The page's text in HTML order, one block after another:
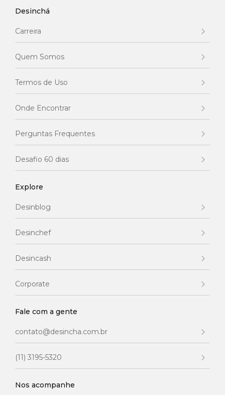
Desinchá
Carreira
Quem Somos
Termos de Uso
Onde Encontrar
Perguntas Frequentes
Desafio 60 dias
Explore
Desinblog
Desinchef
Desincash
Corporate
Fale com a gente
contato@desincha.com.br
(11) 3195-5320
Nos acompanhe